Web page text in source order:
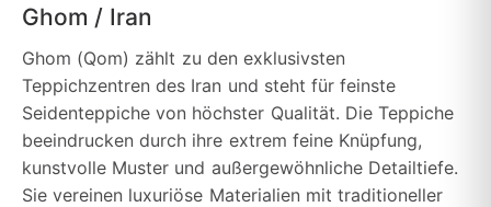
Ghom / Iran
Ghom (Qom) zählt zu den exklusivsten
Teppichzentren des Iran und steht für feinste
Seidenteppiche von höchster Qualität. Die Teppiche
beeindrucken durch ihre extrem feine Knüpfung,
kunstvolle Muster und außergewöhnliche Detailtiefe.
Sie vereinen luxuriöse Materialien mit traditioneller